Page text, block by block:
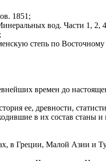
1851;
вод. Части 1, 2,
степь по
времен до
ее, древности,
в их состав станы
в Греции, Малой Азии и